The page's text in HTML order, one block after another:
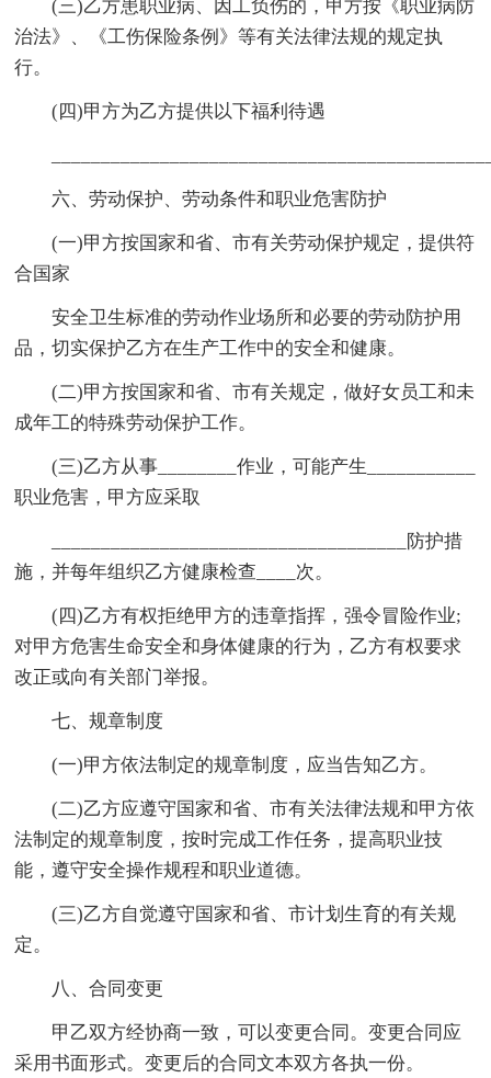
(三)乙方患职业病、因工负伤的，甲方按《职业病防
治法》、《工伤保险条例》等有关法律法规的规定执
行。
(四)甲方为乙方提供以下福利待遇
六、劳动保护、劳动条件和职业危害防护
(一)甲方按国家和省、市有关劳动保护规定，提供符
合国家
安全卫生标准的劳动作业场所和必要的劳动防护用
品，切实保护乙方在生产工作中的安全和健康。
(二)甲方按国家和省、市有关规定，做好女员工和未
成年工的特殊劳动保护工作。
(三)乙方从事________作业，可能产生___________
职业危害，甲方应采取
____________________________________防护措
施，并每年组织乙方健康检查____次。
(四)乙方有权拒绝甲方的违章指挥，强令冒险作业;
对甲方危害生命安全和身体健康的行为，乙方有权要求
改正或向有关部门举报。
七、规章制度
(一)甲方依法制定的规章制度，应当告知乙方。
(二)乙方应遵守国家和省、市有关法律法规和甲方依
法制定的规章制度，按时完成工作任务，提高职业技
能，遵守安全操作规程和职业道德。
(三)乙方自觉遵守国家和省、市计划生育的有关规
定。
八、合同变更
甲乙双方经协商一致，可以变更合同。变更合同应
采用书面形式。变更后的合同文本双方各执一份。